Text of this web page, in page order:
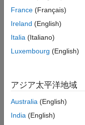
France (Français)
Ireland (English)
Italia (Italiano)
Luxembourg (English)
アジア太平洋地域
Australia (English)
India (English)